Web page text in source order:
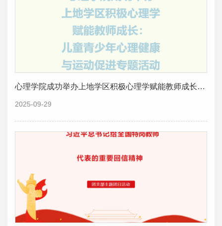
心理学院成功举办上地学区积极心理学赋能教师成长：儿童青少年心理健康与运动促进专题活动
2025-09-29